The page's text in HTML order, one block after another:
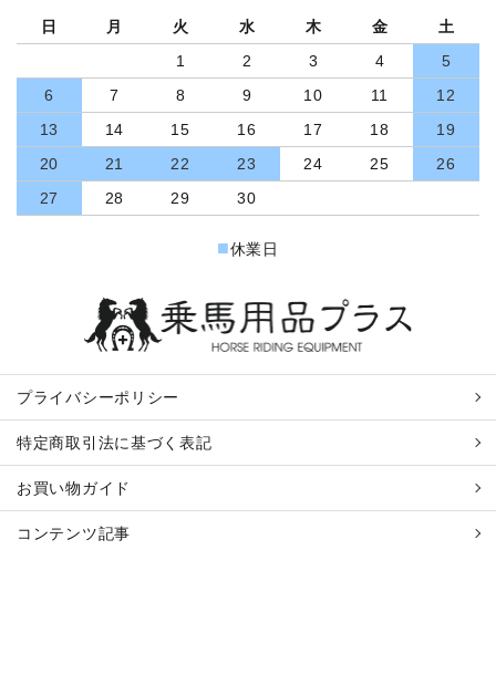
日 月 火 水 木 金
土
1
2 3 4
5
6
7 8 9 10 11
12
13
14 15 16 17 18
19
20
21 22 23 24 25
26
27
28 29 30
■休業日
プライバシーポリシー
特定商取引法に基づく表記
お買い物ガイド
コンテンツ記事